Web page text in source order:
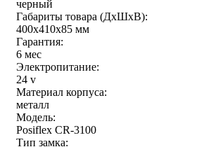
черный
Габариты товара (ДxШxВ):
400x410x85 мм
Гарантия:
6 мес
Электропитание:
24 v
Материал корпуса:
металл
Модель:
Posiflex CR-3100
Тип замка: